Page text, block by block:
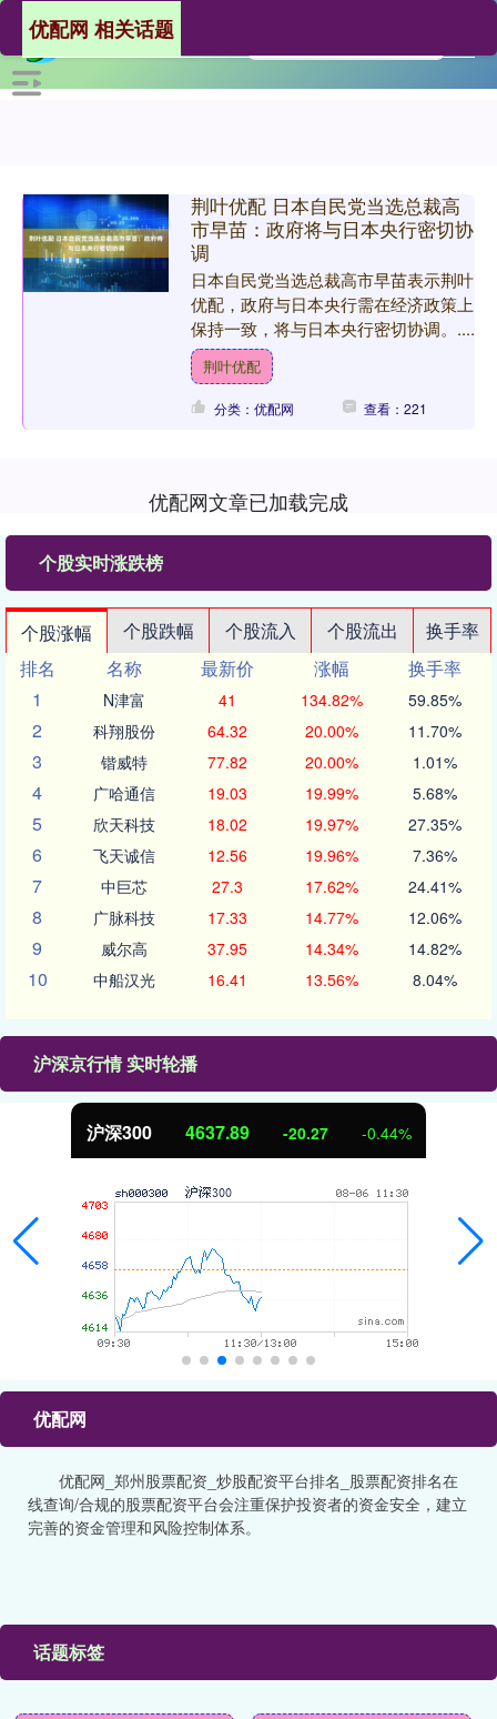
优配网 相关话题
荆叶优配 日本自民党当选总裁高
市早苗：政府将与日本央行密切协
调
日本自民党当选总裁高市早苗表示荆叶
优配，政府与日本央行需在经济政策上
保持一致，将与日本央行密切协调。....
荆叶优配
分类：优配网 查看：221
优配网文章已加载完成
个股实时涨跌榜
个股涨幅 个股跌幅 个股流入 个股流出
换手率
排名
名称 最新价 涨幅
换手率
1
N津富 41 134.82% 59.85%
2 科翔股份 64.32 20.00% 11.70%
3 锴威特 77.82 20.00% 1.01%
4 广哈通信 19.03 19.99% 5.68%
5 欣天科技 18.02 19.97% 27.35%
6 飞天诚信 12.56 19.96% 7.36%
7 中巨芯 27.3 17.62% 24.41%
8 广脉科技 17.33 14.77% 12.06%
9 威尔高 37.95 14.34% 14.82%
10 中船汉光 16.41 13.56% 8.04%
沪深京行情 实时轮播
北证50 1115.17 -4.29 -0.38%
优配网
优配网_郑州股票配资_炒股配资平台排名_股票配资排名在
线查询/合规的股票配资平台会注重保护投资者的资金安全，建立
完善的资金管理和风险控制体系。
话题标签